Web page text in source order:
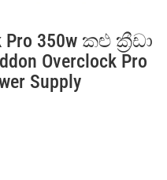
Pro 350w කළු ක්‍රීඩා
Overclock Pro
Supply